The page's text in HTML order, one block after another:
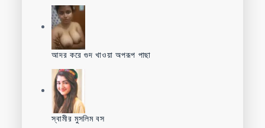
আদর করে গুদ খাওয়া অপরূপ পাছা
স্বামীর মুসলিম বস